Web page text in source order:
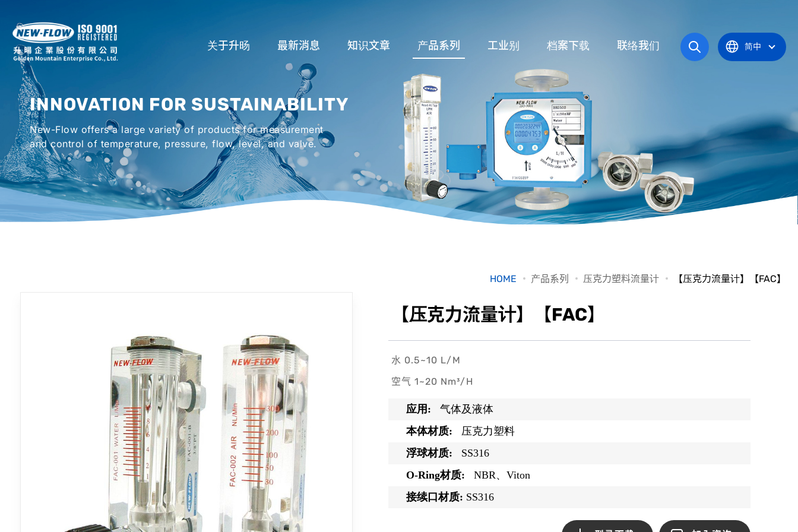
关于升旸
所在地
全球代理商
最新消息 知识文章
流量计应用完整解析
液位计的种类及运作
压力开关
产品系列
流量系列
液位系列
温度系列
压力系列
阀件系列
配件系列
工业别
润滑系统
冷却机组系统
烤箱及臭氧反应炉
机械密封罐系统
紧急淋浴洗眼器
档案下载
操作手册
产品型录
认证证书
联络我们 简中
INNOVATION FOR SUSTAINABILITY
New-Flow offers a large variety of products for measurement
and control of temperature, pressure, flow, level, and valve.
HOME 产品系列 压克力塑料流量计 【压克力流量计】【FAC】
【压克力流量计】【FAC】
水 0.5~10 L/M
空气 1~20 Nm³/H
应用 :气体及液体
本体材质: 压克力塑料
浮球材质: SS316
O-Ring材质:NBR、Viton
接续口材质: SS316